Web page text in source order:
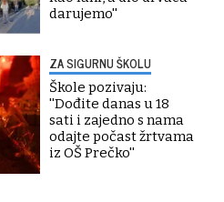
darujemo''
ZA SIGURNU ŠKOLU
Škole pozivaju:
''Dođite danas u 18
sati i zajedno s nama
odajte počast žrtvama
iz OŠ Prečko''